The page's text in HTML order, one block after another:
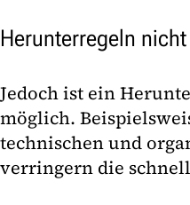
Herunterregeln
Jedoch ist ein
möglich.
technischen und
verringern die